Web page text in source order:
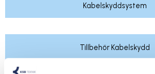
Kabelskyddsystem
Tillbehör Kabelskydd